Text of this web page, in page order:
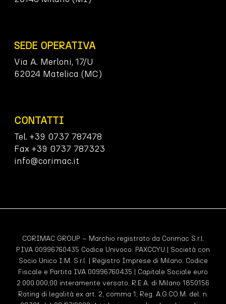
SEDE OPERATIVA
Via A. Merloni, 17/U
62024 Matelica (MC)
CONTATTI
Tel. +39 0737 787478
Fax +39 0737 787323
info@corimac.it
CORIMAC GROUP – Marchio registrato da Corimac S.r.l.
P.IVA 00996760435 Codice Univoco: PAXCCYU | Società con
Socio Unico I.M. S.r.l. | Registro Imprese di Milano: Codice
Fiscale e Partita IVA 00996760435 | Capitale Sociale euro
2.000.000,00 interamente versato. R.E.A. di Milano 1850156
Rating di legalità ex art. 2, comma 1, Reg. A.G.CO.M. del. n.